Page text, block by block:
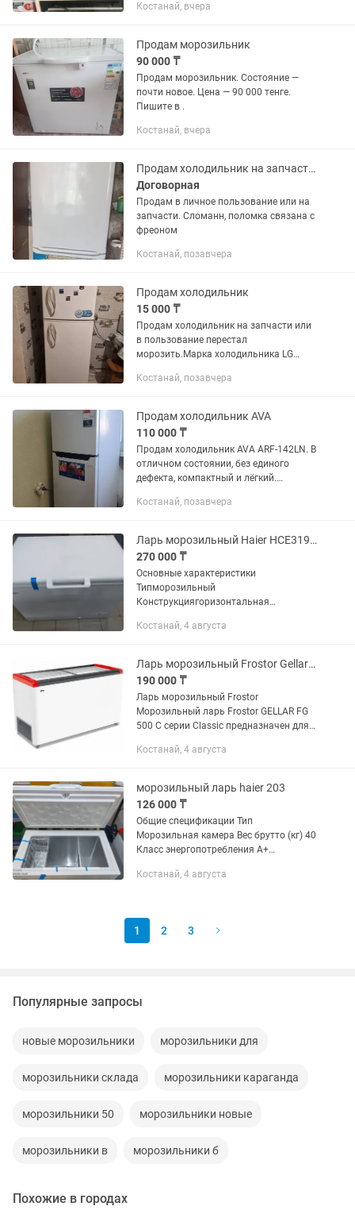
Костанай, вчера
Продам морозильник
90 000 ₸
Продам морозильник. Состояние —
почти новое. Цена — 90 000 тенге.
Пишите в .
Костанай, вчера
Продам холодильник на запчасти или в пользование
Договорная
Продам в личное пользование или на
запчасти. Сломанн, поломка связана с
фреоном
Костанай, позавчера
Продам холодильник
15 000 ₸
Продам холодильник на запчасти или
в пользование перестал
морозить.Марка холодильника LG
Самовывоз.Для подробной
Костанай, позавчера
Продам холодильник AVA
110 000 ₸
Продам холодильник AVA ARF-142LN. В
отличном состоянии, без единого
дефекта, компактный и лёгкий.
практически,как новый. Идеально для
Костанай, позавчера
Ларь морозильный Haier HCE319RE
270 000 ₸
Основные характеристики
Типморозильный
Конструкциягоризонтальная
Объем322 л Крышкаглухая Количество
Цвет корпусабелый Цвет...
Костанай, 4 августа
Ларь морозильный Frostor Gellar FG 500 C красный
190 000 ₸
Ларь морозильный Frostor
Морозильный ларь Frostor GELLAR FG
500 C серии Classic предназначен для
длительного хранения продуктов и
Костанай, 4 августа
морозильный ларь haier 203
126 000 ₸
Общие спецификации Тип
Морозильная камера Вес брутто (кг) 40
Класс энергопотребления A+
Напряжение/Частота 220-240 V / 50Hz
Костанай, 4 августа
1 2 3
Популярные запросы
новые морозильники морозильники для
морозильники склада морозильники караганда
морозильники 50 морозильники новые
морозильники в морозильники б
Похожие в городах